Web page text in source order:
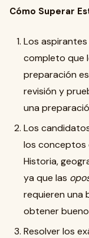
Cómo Superar
Los
completo que
preparación
revisión y
una
Los
los conceptos
Historia,
ya que las
requieren una
obtener
Resolver los